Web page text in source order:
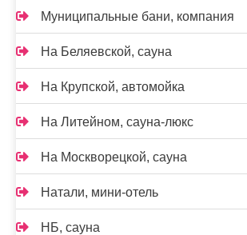
Муниципальные бани, компания
На Беляевской, сауна
На Крупской, автомойка
На Литейном, сауна-люкс
На Москворецкой, сауна
Натали, мини-отель
НБ, сауна